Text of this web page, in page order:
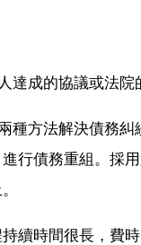
達成的協議或法
種方法解決債務
行債務重組。採
續時間很長，費